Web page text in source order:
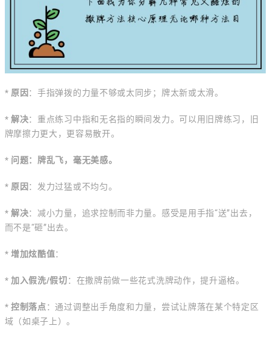
* 原因 ：手指弹拨的力量不够或太同步；牌太新或太滑。
* 解决：重点练习中指和无名指的瞬间发力。可以用旧牌练习，旧
牌摩擦力更大，更容易散开。
* 问题：牌乱飞，毫无美感。
* 原因 ：发力过猛或不均匀。
* 解决：减小力量，追求控制而非力量。感受是用手指“送”出去，
而不是“砸”出去。
* 增加炫酷值：
* 加入假洗/假切：在撒牌前做一些花式洗牌动作，提升逼格。
* 控制落点：通过调整出手角度和力量，尝试让牌落在某个特定区
域（如桌子上）。